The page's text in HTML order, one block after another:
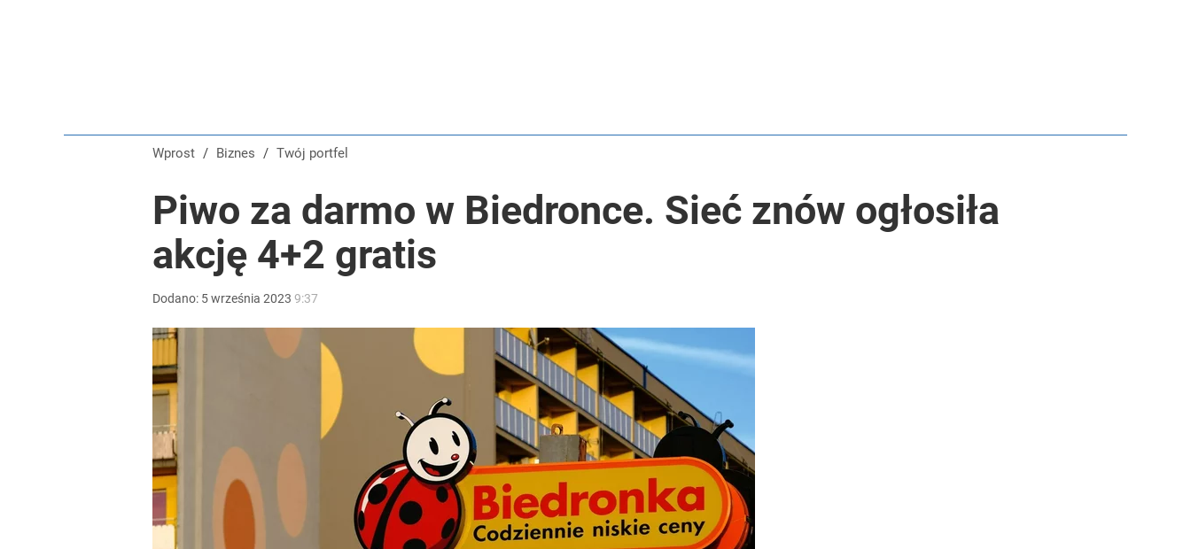
Wprost / Biznes / Twój portfel
Piwo za darmo w Biedronce. Sieć znów ogłosiła
akcję 4+2 gratis
Dodano: 5września 2023 9:37